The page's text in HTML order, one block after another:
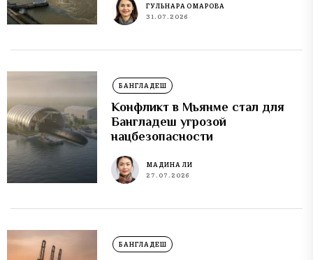
ГУЛЬНАРА ОМАРОВА
31.07.2026
БАНГЛАДЕШ
Конфликт в Мьянме стал для
Бангладеш угрозой
нацбезопасности
МАДИНА ЛИ
27.07.2026
БАНГЛАДЕШ